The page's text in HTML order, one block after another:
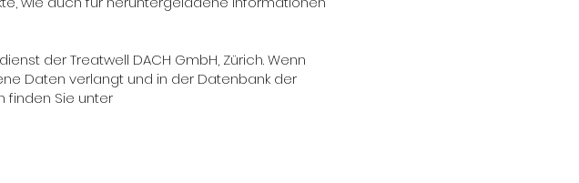
der Treatwell DACH GmbH, Zürich. Wenn
Daten verlangt und in der Datenbank der
finden Sie unter